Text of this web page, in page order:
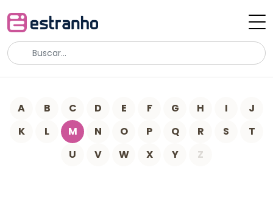
A B C D E F G H I
J
K
L M N O P Q R S
T
U
V W X Y Z